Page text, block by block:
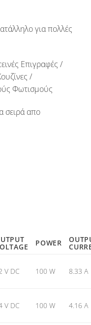
για πολλές
Επιγραφές /
/
Φωτισμούς
σειρά απο
POWER
V DC 100 W 8.33 A
V DC 100 W 4.16 A